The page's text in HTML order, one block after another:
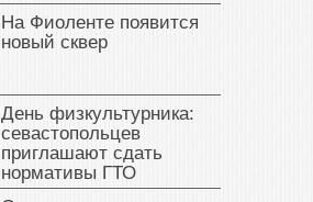
На Фиоленте появится
новый сквер
День физкультурника:
севастопольцев
приглашают сдать
нормативы ГТО